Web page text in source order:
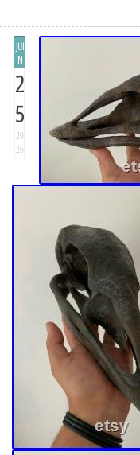
JUI
N
2
5
20
26